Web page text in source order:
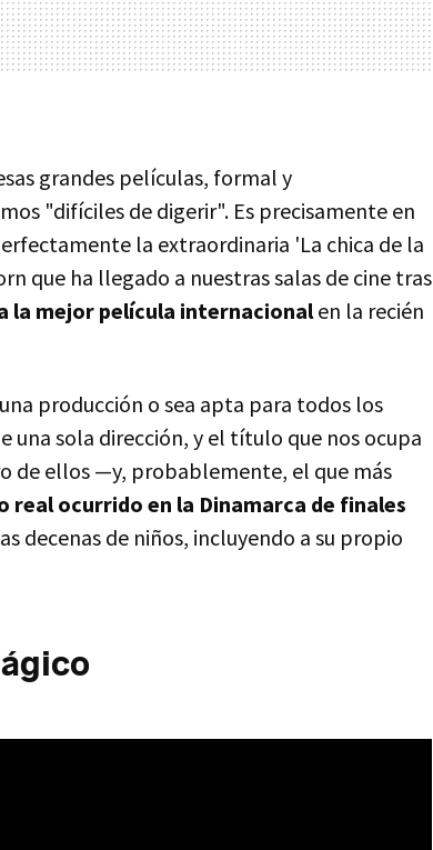
grandes películas, formal y
"difíciles de digerir". Es precisamente en
la extraordinaria 'La chica de la
que ha llegado a nuestras salas de cine tras
la mejor película internacionalen la recién
producción o sea apta para todos los
una sola dirección, y el título que nos ocupa
de ellos —y, probablemente, el que más
real ocurrido en la Dinamarca de finales
decenas de niños, incluyendo a su propio